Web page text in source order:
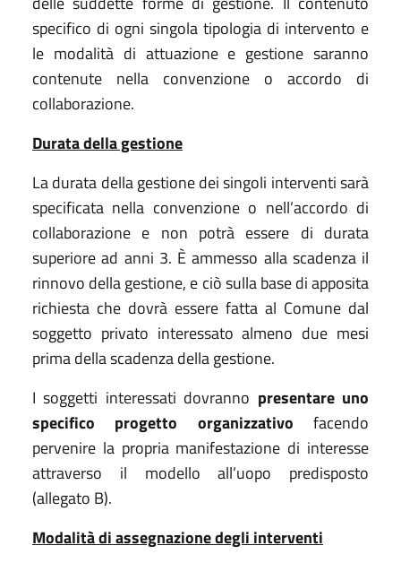
specifico di ogni singola tipologia di intervento e
le modalità di attuazione e gestione saranno
contenute nella convenzione o accordo di
collaborazione.
Durata della gestione
La durata della gestione dei singoli interventi sarà
specificata nella convenzione o nell’accordo di
collaborazione e non potrà essere di durata
superiore ad anni 3. È ammesso alla scadenza il
rinnovo della gestione, e ciò sulla base di apposita
richiesta che dovrà essere fatta al Comune dal
soggetto privato interessato almeno due mesi
prima della scadenza della gestione.
I soggetti interessati dovranno presentare uno
specifico progetto organizzativo facendo
pervenire la propria manifestazione di interesse
attraverso il modello all’uopo predisposto
(allegato B).
Modalità di assegnazione degli interventi